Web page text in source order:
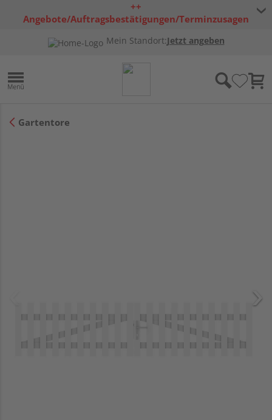
++
Angebote/Auftragsbestätigungen/Terminzusagen
Mein Standort:Jetzt angeben
Gartentore